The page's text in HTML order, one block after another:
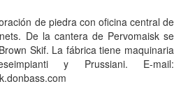
de piedra con oficina central de
De la cantera de Pervomaisk se
Skif. La fábrica tiene maquinaria
y Prussiani. E-mail: